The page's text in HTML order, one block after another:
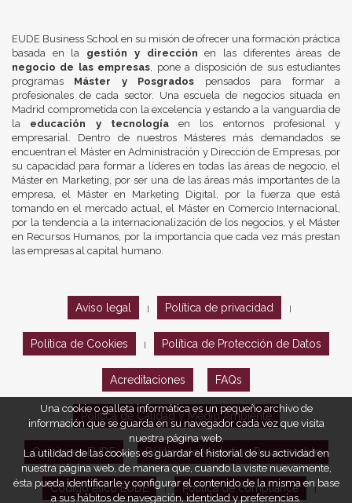
EUDE Business School en su misión de ofrecer una formación práctica
basada en la gestión y dirección en las diferentes áreas de
negocio de las empresas, pone a disposición de sus estudiantes
programas Máster y Posgrados pensados para formar a
profesionales de cada sector. Una escuela de negocios situada en
Madrid comprometida con la excelencia y estando a la vanguardia de
la educación y tecnologíaen los entornos profesional y
empresarial. Dentro de nuestros Másteres más demandados se
encuentran el Máster en Administración y Dirección de Empresas, por
su capacidad para formar a líderes en todas las áreas de negocio, el
Máster en Marketing, por ser una de las áreas más importantes de la
empresa, el Máster en Marketing Digital, por la fuerza que está
tomando en el mercado actual, el Máster en Comercio Internacional,
por la tendencia a la internacionalización de los negocios, y el Máster
en Recursos Humanos, por la importancia que cada vez más prestan
las empresas al capital humano.
Aviso legal Política de privacidad
Política de Cookies Política de Protección de Datos
Acreditaciones FAQs
Política de Calidad y Medio Ambiente
Opiniones EUDE Política de Marketing Responsable
Código ético EUDE Política de compliance
Una cookie o galleta informática es un pequeño archivo de
información que se guarda en su navegador cada vez que visita
nuestra página web.
La utilidad de las cookies es guardar el historial de su actividad en
nuestra página web, de manera que, cuando la visite nuevamente,
ésta pueda identificarle y configurar el contenido de la misma en base
a sus hábitos de navegación, identidad y preferencias.